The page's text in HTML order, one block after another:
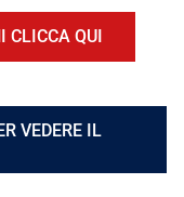
CLICCA QUI
VEDERE IL